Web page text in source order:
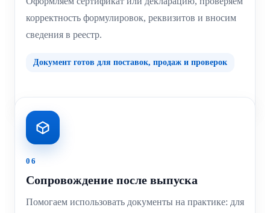
корректность формулировок, реквизитов и вносим
сведения в реестр.
Документ готов для поставок, продаж и проверок
06
Сопровождение после выпуска
Помогаем использовать документы на практике: для